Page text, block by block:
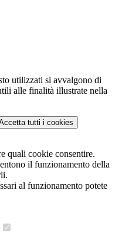
utilizzati si avvalgono di
alle finalità illustrate nella
tutti i cookies
quali cookie consentire.
il funzionamento della
al funzionamento potete